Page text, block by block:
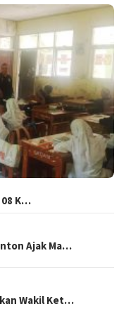
08 K…
Ajak Ma…
Wakil Ket…